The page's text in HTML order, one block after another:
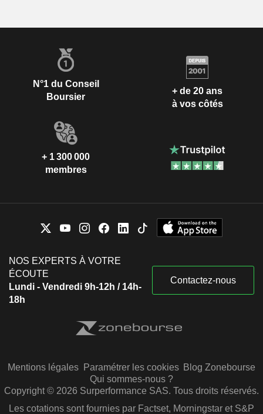
N°1 du Conseil
Boursier
+ de 20 ans
à vos côtés
+ 1 300 000
membres
NOS EXPERTS À VOTRE
ÉCOUTE
Lundi - Vendredi 9h-12h / 14h-
18h
Contactez-nous
Mentions légales Paramétrer les cookies Blog Zonebourse
Qui sommes-nous ?
Copyright © 2026 Surperformance SAS. Tous droits réservés.
Les cotations sont fournies par Factset, Morningstar et S&P